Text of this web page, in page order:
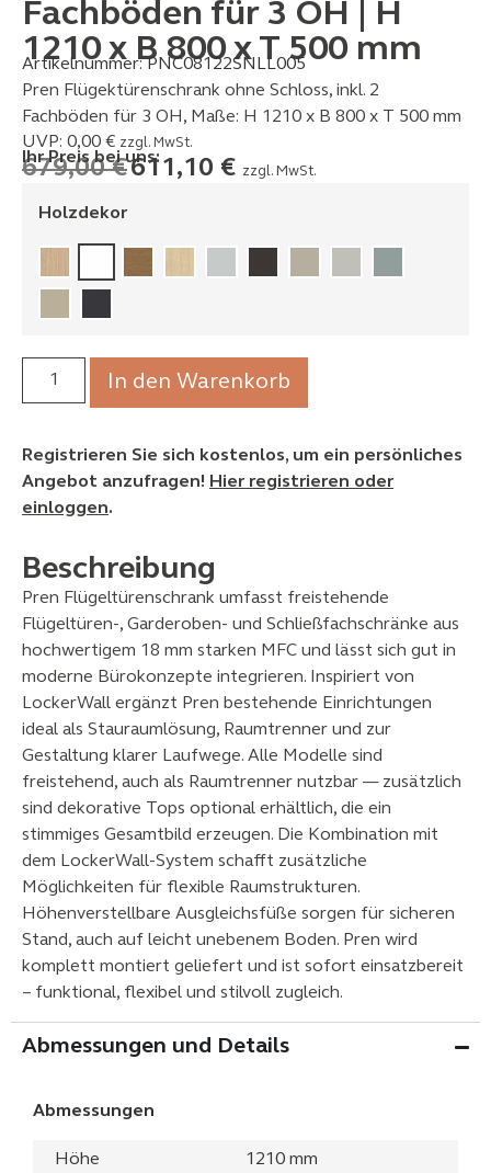
Fachböden für 3 OH | H
1210 x B 800 x T 500 mm
Artikelnummer:PNC08122SNLL005
Pren Flügektürenschrank ohne Schloss, inkl. 2
Fachböden für 3 OH, Maße: H 1210 x B 800 x T 500 mm
UVP: 0,00 € zzgl. MwSt.
Ihr Preis bei uns:
679,00€611,10 € zzgl. MwSt.
Holzdekor
In den Warenkorb
Registrieren Sie sich kostenlos, um ein persönliches
Angebot anzufragen! Hier registrieren oder
einloggen.
Beschreibung
Pren Flügeltürenschrank umfasst freistehende
Flügeltüren‑, Garderoben‑ und Schließfachschränke aus
hochwertigem 18 mm starken MFC und lässt sich gut in
moderne Bürokonzepte integrieren. Inspiriert von
LockerWall ergänzt Pren bestehende Einrichtungen
ideal als Stauraumlösung, Raumtrenner und zur
Gestaltung klarer Laufwege. Alle Modelle sind
freistehend, auch als Raumtrenner nutzbar — zusätzlich
sind dekorative Tops optional erhältlich, die ein
stimmiges Gesamtbild erzeugen. Die Kombination mit
dem LockerWall‑System schafft zusätzliche
Möglichkeiten für flexible Raumstrukturen.
Höhenverstellbare Ausgleichsfüße sorgen für sicheren
Stand, auch auf leicht unebenem Boden. Pren wird
komplett montiert geliefert und ist sofort einsatzbereit
– funktional, flexibel und stilvoll zugleich.
Abmessungen und Details
Abmessungen
Höhe 1210 mm